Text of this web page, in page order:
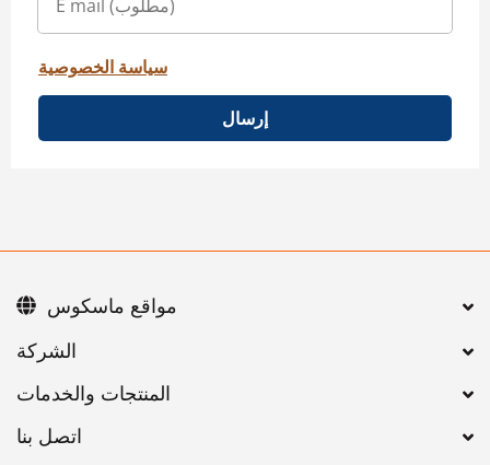
سياسة الخصوصية
إرسال
اتصل بنا
مواقع ماسكوس